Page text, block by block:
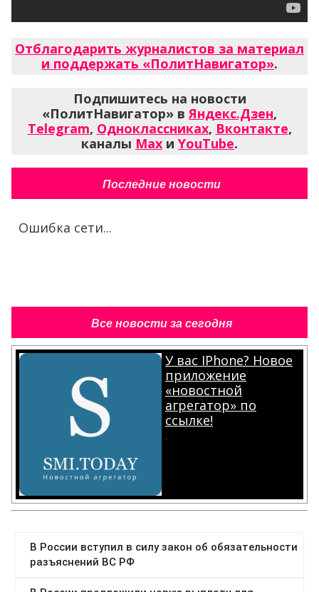
Отблагодарить журналистов за материал
и поддержать «ПолитНавигатор».
Подпишитесь на новости
«ПолитНавигатор» вЯндекс.Дзен,
Telegram, Одноклассниках, Вконтакте,
каналы Max и YouTube.
Последние новости
Ошибка сети...
Все новости за сегодня
У вас IPhone? Новое
приложение
«новостной
агрегатор» по
ссылке!
.